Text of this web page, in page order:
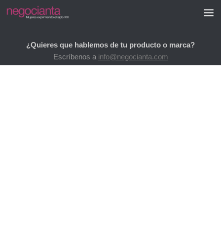
Saltar al contenido
¿Quieres que hablemos de tu producto o marca?
Escríbenos a info@negocianta.com